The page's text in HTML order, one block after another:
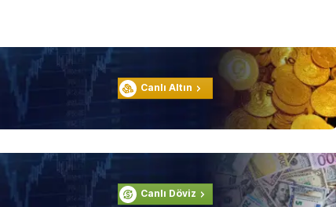
Canlı Altın
Canlı Döviz